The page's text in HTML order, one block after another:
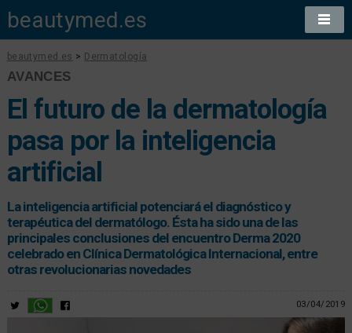
beautymed.es
beautymed.es > Dermatología
AVANCES
El futuro de la dermatología
pasa por la inteligencia
artificial
La inteligencia artificial potenciará el diagnóstico y
terapéutica del dermatólogo. Ésta ha sido una de las
principales conclusiones del encuentro Derma 2020
celebrado en Clínica Dermatológica Internacional, entre
otras revolucionarias novedades
03/04/2019